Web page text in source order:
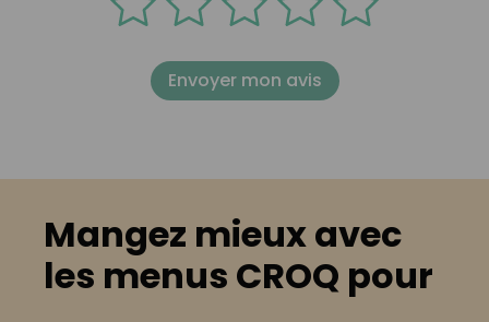
Envoyer mon avis
Mangez mieux avec
les menus CROQ pour